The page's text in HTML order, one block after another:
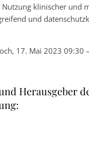
Nutzung klinischer und
und
17. Mai 2023 09:30
Herausgeber